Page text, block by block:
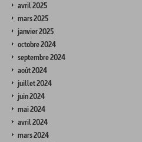
avril 2025
mars 2025
janvier 2025
octobre 2024
septembre 2024
août 2024
juillet 2024
juin 2024
mai 2024
avril 2024
mars 2024